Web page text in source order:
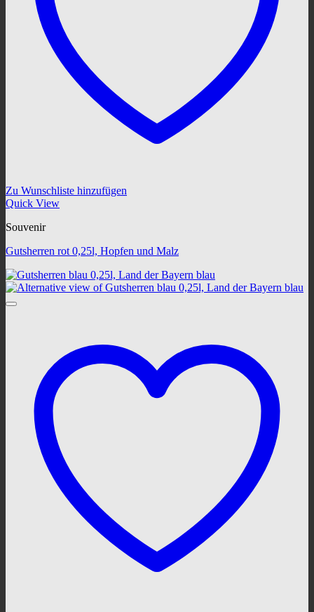
Zu Wunschliste hinzufügen
Quick View
Souvenir
Gutsherren rot 0,25l, Hopfen und Malz